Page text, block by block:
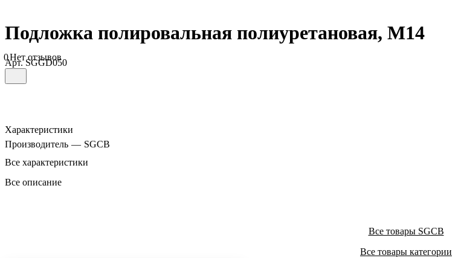
Подложка полировальная полиуретановая, M14
0Нет отзывов
Арт.SGGD050
Характеристики
Производитель — SGCB
Все характеристики
Все описание
Все товары SGCB
Все товары категории